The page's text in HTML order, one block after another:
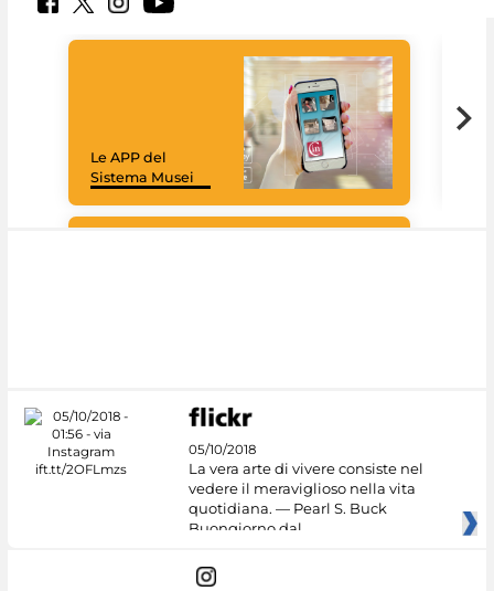
Le APP del
Sistema Musei
05/10/2018
La vera arte di vivere consiste nel
vedere il meraviglioso nella vita
quotidiana. — Pearl S. Buck
Buongiorno dal